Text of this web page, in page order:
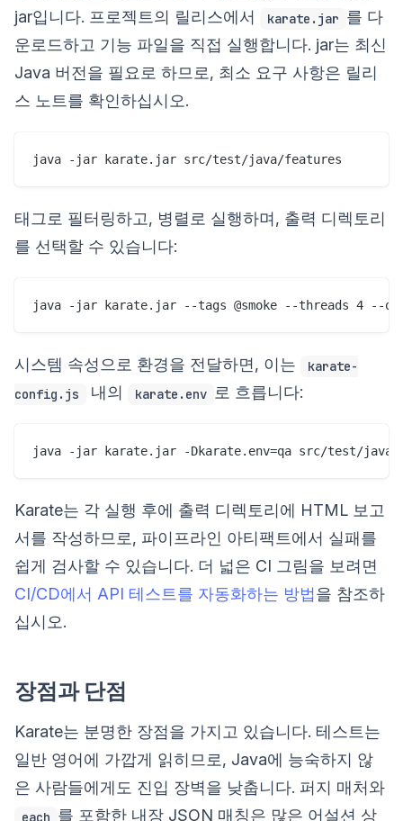
jar입니다. 프로젝트의 릴리스에서
karate.jar 를 다
운로드하고 기능 파일을 직접 실행합니다. jar는 최신
Java 버전을 필요로 하므로, 최소 요구 사항은 릴리
스 노트를 확인하십시오.
태그로 필터링하고, 병렬로 실행하며, 출력 디렉토리
를 선택할 수 있습니다:
시스템 속성으로 환경을 전달하면, 이는
karate-
config.js
내의 karate.env 로 흐릅니다:
Karate는 각 실행 후에 출력 디렉토리에 HTML 보고
서를 작성하므로, 파이프라인 아티팩트에서 실패를
쉽게 검사할 수 있습니다. 더 넓은 CI 그림을 보려면
CI/CD에서 API 테스트를 자동화하는 방법을 참조하
십시오.
장점과 단점
Karate는 분명한 장점을 가지고 있습니다. 테스트는
일반 영어에 가깝게 읽히므로, Java에 능숙하지 않
은 사람들에게도 진입 장벽을 낮춥니다. 퍼지 매처와
each 를 포함한 내장 JSON 매칭은 많은 어설션 상